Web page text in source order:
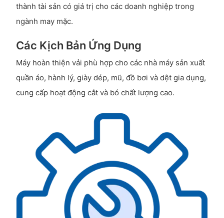
thành tài sản có giá trị cho các doanh nghiệp trong
ngành may mặc.
Các Kịch Bản Ứng Dụng
Máy hoàn thiện vải phù hợp cho các nhà máy sản xuất
quần áo, hành lý, giày dép, mũ, đồ bơi và dệt gia dụng,
cung cấp hoạt động cắt và bó chất lượng cao.